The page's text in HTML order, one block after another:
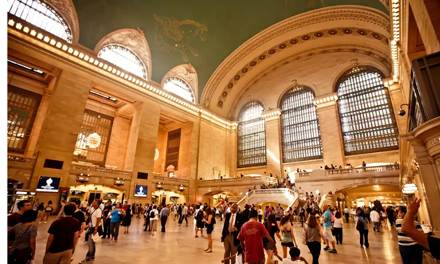
Macedonia del Norte
Noruega
País de Gales
Portugal
Polonia
República Checa
Rusia
Serbia
Suecia
Suiza
Turquía
Ucrania